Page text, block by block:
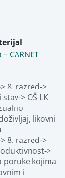
CARNET
8. razred->
> OŠ LK
likovni
8. razred->
>
poruke kojima
i